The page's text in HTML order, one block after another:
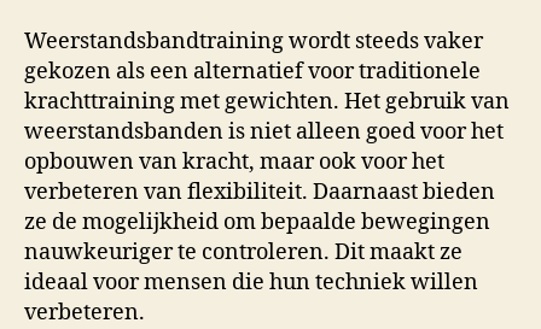
Weerstandsbandtraining wordt steeds vaker
gekozen als een alternatief voor traditionele
krachttraining met gewichten. Het gebruik van
weerstandsbanden is niet alleen goed voor het
opbouwen van kracht, maar ook voor het
verbeteren van flexibiliteit. Daarnaast bieden
ze de mogelijkheid om bepaalde bewegingen
nauwkeuriger te controleren. Dit maakt ze
ideaal voor mensen die hun techniek willen
verbeteren.